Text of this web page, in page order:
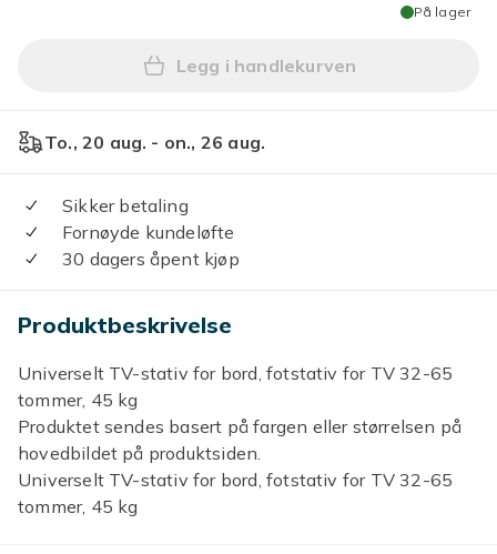
På lager
Legg Universelt TV-stativ
Legg i handlekurven
To., 20 aug. - on., 26 aug.
Sikker betaling
Fornøyde kundeløfte
30 dagers åpent kjøp
Produktbeskrivelse
Universelt TV-stativ for bord, fotstativ for TV 32-65
tommer, 45 kg
Produktet sendes basert på fargen eller størrelsen på
hovedbildet på produktsiden.
Universelt TV-stativ for bord, fotstativ for TV 32-65
tommer, 45 kg